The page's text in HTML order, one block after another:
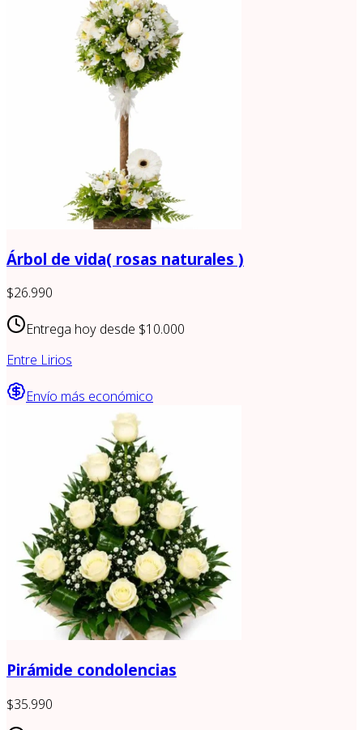
Árbol de vida( rosas naturales )
$26.990
Entrega hoy desde $10.000
Entre Lirios
Envío más económico
Pirámide condolencias
$35.990